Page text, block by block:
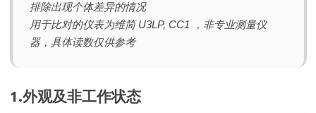
排除出现个体差异的情况
用于比对的仪表为维简 U3LP, CC1 ，非专业测量仪
器，具体读数仅供参考
1.外观及非工作状态